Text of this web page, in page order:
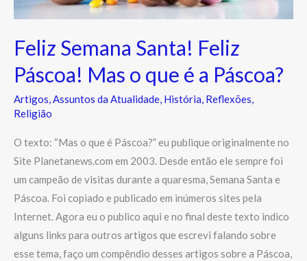
Feliz Semana Santa! Feliz
Páscoa! Mas o que é a Páscoa?
Artigos,Assuntos da Atualidade, História, Reflexões,
Religião
O texto: “Mas o que é Páscoa?” eu publique originalmente no
Site Planetanews.com em 2003. Desde então ele sempre foi
um campeão de visitas durante a quaresma, Semana Santa e
Páscoa. Foi copiado e publicado em inúmeros sites pela
Internet. Agora eu o publico aqui e no final deste texto indico
alguns links para outros artigos que escrevi falando sobre
esse tema, faço um compêndio desses artigos sobre a Páscoa,
a